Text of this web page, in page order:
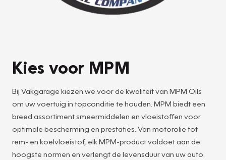
Kies voor MPM
Bij Vakgarage kiezen we voor de kwaliteit van MPM Oils
om uw voertuig in topconditie te houden. MPM biedt een
breed assortiment smeermiddelen en vloeistoffen voor
optimale bescherming en prestaties. Van motorolie tot
rem- en koelvloeistof, elk MPM-product voldoet aan de
hoogste normen en verlengt de levensduur van uw auto.